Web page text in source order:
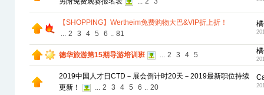
【SHOPPING】Wertheim免费购物大巴&VIP折上折！
... 2 3 4 5 6 .. 81
德华旅游第15期导游培训班 ... 2 3 4 5
2019中国人才日CTD－展会倒计时20天－2019最新职位持续
更新！
... 2 3 4 5 6 .. 20